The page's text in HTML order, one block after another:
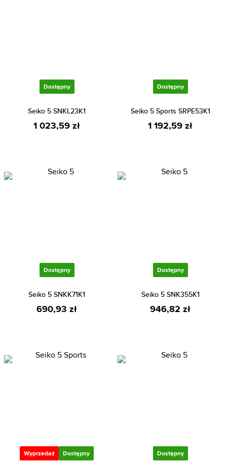
Dostępny
Seiko 5 SNKL23K1
1 023,59 zł
Dostępny
Seiko 5 Sports SRPE53K1
1 192,59 zł
Dostępny
Seiko 5 SNKK71K1
690,93 zł
Dostępny
Seiko 5 SNK355K1
946,82 zł
Wyprzedaż Dostępny Dostępny